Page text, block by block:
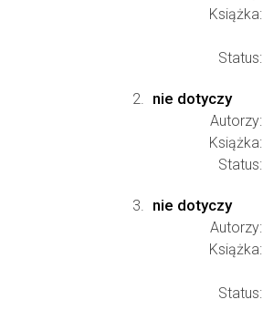
Książka:
Status:
nie dotyczy
Autorzy:
Książka:
Status:
nie dotyczy
Autorzy:
Książka:
Status: